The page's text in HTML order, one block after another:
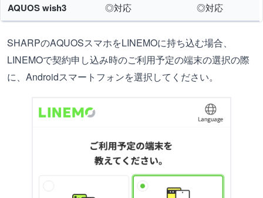
AQUOS wish3 ◎対応 ◎対応
SHARPのAQUOSスマホをLINEMOに持ち込む場合、
LINEMOで契約申し込み時のご利用予定の端末の選択の際
に、Androidスマートフォンを選択してください。